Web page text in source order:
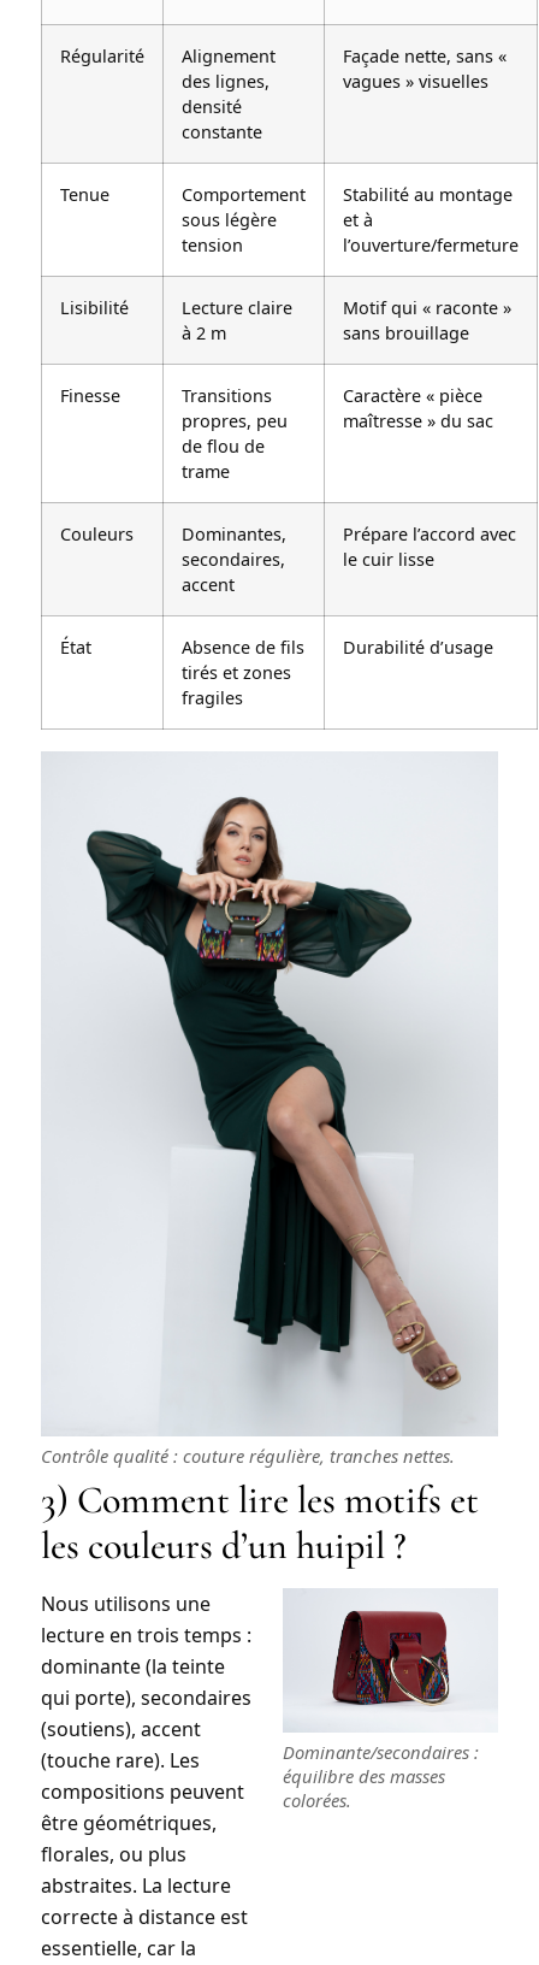
Régularité
Alignement
des lignes,
densité
constante
Façade nette, sans «
vagues » visuelles
Tenue
Comportement
sous légère
tension
Stabilité au montage
et à
l’ouverture/fermeture
Lisibilité
Lecture claire
à 2 m
Motif qui « raconte »
sans brouillage
Finesse
Transitions
propres, peu
de flou de
trame
Caractère « pièce
maîtresse » du sac
Couleurs
Dominantes,
secondaires,
accent
Prépare l’accord avec
le cuir lisse
État
Absence de fils
tirés et zones
fragiles
Durabilité d’usage
Contrôle qualité : couture régulière, tranches nettes.
3) Comment lire les motifs et
les couleurs d’un huipil ?
Nous utilisons une
lecture en trois temps :
dominante(la teinte
qui porte), secondaires
(soutiens), accent
(touche rare). Les
compositions peuvent
être géométriques,
florales, ou plus
abstraites. La lecture
correcte à distance est
essentielle, car la
Dominante/secondaires :
équilibre des masses
colorées.